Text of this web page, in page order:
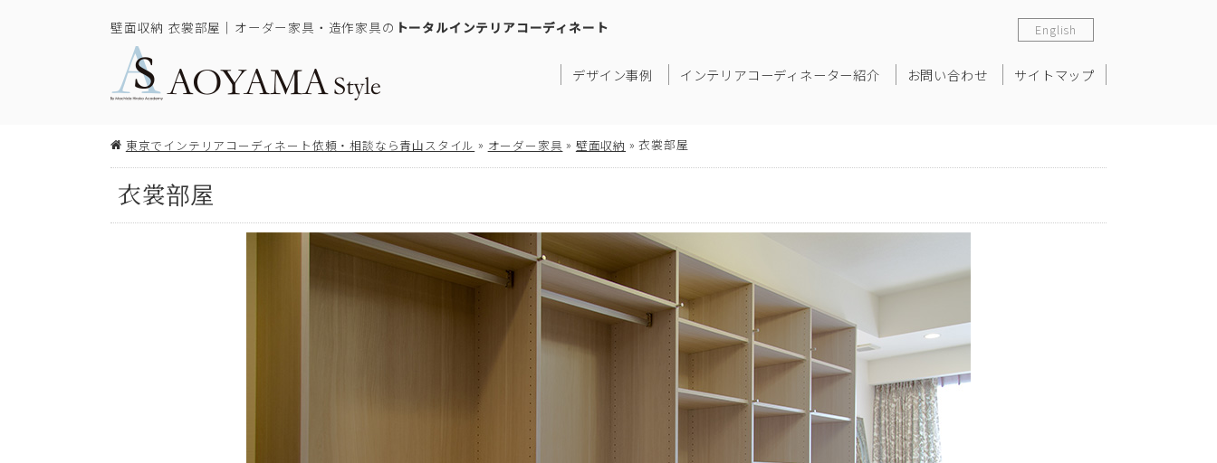
壁面収納 衣裳部屋｜オーダー家具・造作家具の トータルインテリアコーディネート
デザイン事例 インテリアコーディネーター紹介 お問い合わせ サイトマップ
English
東京でインテリアコーディネート依頼・相談なら青山スタイル » オーダー家具 » 壁面収納 »衣裳部屋
衣裳部屋